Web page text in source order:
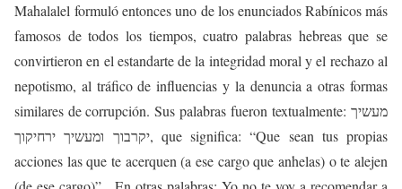
Mahalalel formuló entonces uno de los enunciados Rabínicos más
famosos de todos los tiempos, cuatro palabras hebreas que se
convirtieron en el estandarte de la integridad moral y el rechazo al
nepotismo, al tráfico de influencias y la denuncia a otras formas
similares de corrupción. Sus palabras fueron textualmente: מעשיך
יקרבוך ומעשיך ירחיקוך, que significa: “Que sean tus propias
acciones las que te acerquen (a ese cargo que anhelas) o te alejen